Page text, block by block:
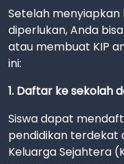
Setelah
diperlukan, Anda
atau membuat KIP
ini:
1. Daftar ke sekolah
Siswa dapat
pendidikan terdekat
Keluarga Sejahtera